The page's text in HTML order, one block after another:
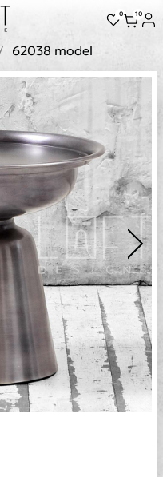
0 10
62038 model